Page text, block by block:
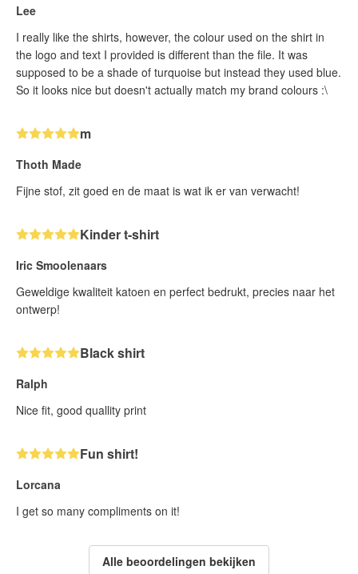
Lee
I really like the shirts, however, the colour used on the shirt in
the logo and text I provided is different than the file. It was
supposed to be a shade of turquoise but instead they used blue.
So it looks nice but doesn't actually match my brand colours :\
m
Thoth Made
Fijne stof, zit goed en de maat is wat ik er van verwacht!
Kinder t-shirt
Iric Smoolenaars
Geweldige kwaliteit katoen en perfect bedrukt, precies naar het
ontwerp!
Black shirt
Ralph
Nice fit, good quallity print
Fun shirt!
Lorcana
I get so many compliments on it!
Alle beoordelingen bekijken